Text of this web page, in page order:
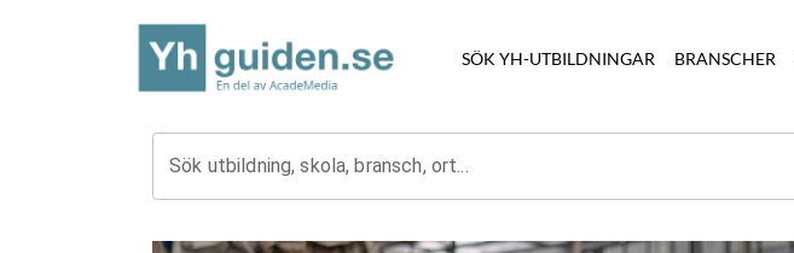
SÖK YH-UTBILDNINGAR BRANSCHER
Sök utbildning, skola, bransch, ort...